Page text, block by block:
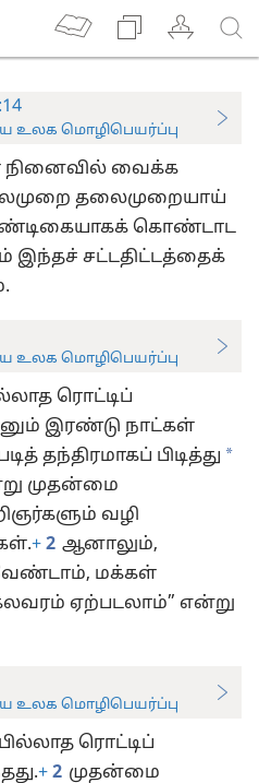
உலக மொழிபெயர்ப்பு
வைக்க
தலைமுறையாய்
கொண்டாட
சட்டதிட்டத்தைக்
உலக மொழிபெயர்ப்பு
ரொட்டிப்
இரண்டு நாட்கள்
தந்திரமாகப் பிடித்து *
முதன்மை
வழி
+ 2 ஆனாலும்,
மக்கள்
ஏற்படலாம்” என்று
உலக மொழிபெயர்ப்பு
ரொட்டிப்
+ 2 முதன்மை